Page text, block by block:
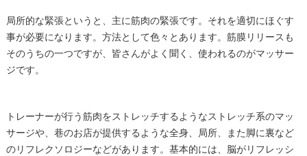
局所的な緊張というと、主に筋肉の緊張です。それを適切にほぐす
事が必要になります。方法として色々とあります。筋膜リリースも
そのうちの一つですが、皆さんがよく聞く、使われるのがマッサー
ジです。
トレーナーが行う筋肉をストレッチするようなストレッチ系のマッ
サージや、巷のお店が提供するような全身、局所、また脚に裏など
のリフレクソロジーなどがあります。基本的には、脳がリフレッシ